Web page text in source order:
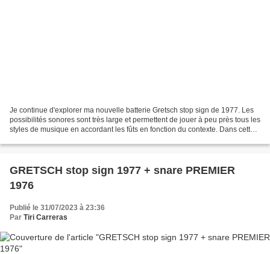
Je continue d'explorer ma nouvelle batterie Gretsch stop sign de 1977. Les
possibilités sonores sont très large et permettent de jouer à peu près tous les
styles de musique en accordant les fûts en fonction du contexte. Dans cette
GRETSCH stop sign 1977 + snare PREMIER
1976
Publié le 31/07/2023 à 23:36
Par Tiri Carreras